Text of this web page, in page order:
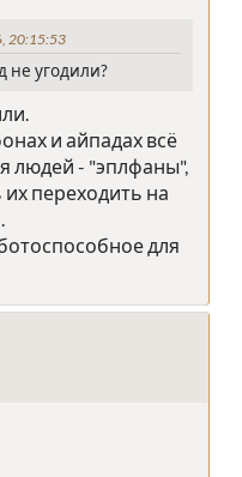
20:15:53
не угодили?
и айпадах всё
людей - "эплфаны",
переходить на
для